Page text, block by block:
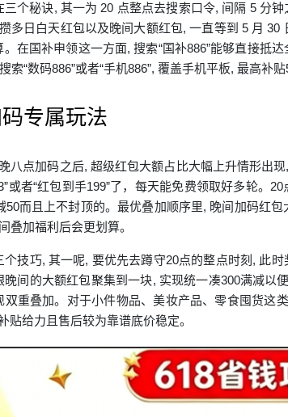
三个秘诀, 其一为 20 点整点去搜索口令, 间隔 5 分
多日白天红包以及晚间大额红包, 一直等到 5 月
在国补申领这一方面, 搜索“国补886”能够直接抵
索“数码886”或者“手机886”, 覆盖手机平板, 最高补
专属玩法
八点加码之后, 超级红包大额占比大幅上升情形出
或者“红包到手199”了，每天能免费领取好多轮。
50而且上不封顶的。最优叠加顺序里, 晚间加码红
叠加福利后会更划算。
个技巧, 其一呢, 要优先去蹲守20点的整点时刻, 此
间的大额红包聚集到一块, 实现统一凑300满减以
双重叠加。对于小件物品、美妆产品、零食囤货这
贴给力且售后较为靠谱底价稳定。